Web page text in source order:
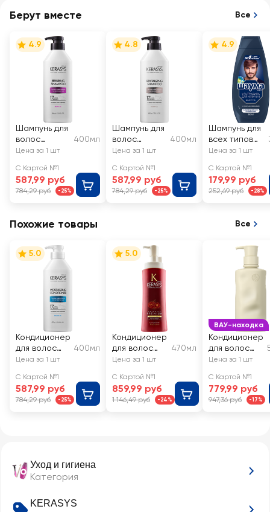
Уход и гигиена
Категория
KERASYS
Берут вместе Все
4.9
Шампунь для
волос
KERASYS
вающий
400мл
Цена за 1 шт
С Картой №1
587,99 руб
784,29 руб -25%
4.8
Шампунь для
волос
KERASYS
ющий
400мл
Цена за 1 шт
С Картой №1
587,99 руб
784,29 руб -25%
4.9
Шампунь для
всех типов
волос
ШАУМА Men
Ultra Сила
Цена за 1 шт
С Картой №1
179,99 руб
252,69 руб -28%
Похожие товары Все
5.0
Кондиционер
для волос
KERASYS
й
400мл
Цена за 1 шт
С Картой №1
587,99 руб
784,29 руб -25%
5.0
Кондиционер
для волос
KERASYS
470мл
Цена за 1 шт
С Картой №1
859,99 руб
1 146,49 руб -24%
ВАУ-находка
Кондиционер
для волос
VIVIMIYU
ый с
кератином и
полипептида
Цена за 1 шт
С Картой №1
779,99 руб
947,36 руб -17%